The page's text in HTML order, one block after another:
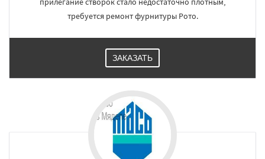
требуется ремонт фурнитуры Рото.
ЗАКАЗАТЬ